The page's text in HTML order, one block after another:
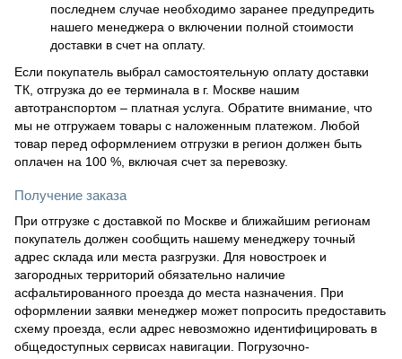
последнем случае необходимо заранее предупредить
нашего менеджера о включении полной стоимости
доставки в счет на оплату.
Если покупатель выбрал самостоятельную оплату доставки
ТК, отгрузка до ее терминала в г. Москве нашим
автотранспортом – платная услуга. Обратите внимание, что
мы не отгружаем товары с наложенным платежом. Любой
товар перед оформлением отгрузки в регион должен быть
оплачен на 100 %, включая счет за перевозку.
Получение заказа
При отгрузке с доставкой по Москве и ближайшим регионам
покупатель должен сообщить нашему менеджеру точный
адрес склада или места разгрузки. Для новостроек и
загородных территорий обязательно наличие
асфальтированного проезда до места назначения. При
оформлении заявки менеджер может попросить предоставить
схему проезда, если адрес невозможно идентифицировать в
общедоступных сервисах навигации. Погрузочно-